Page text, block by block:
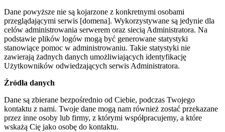
Dane powyższe nie są kojarzone z konkretnymi osobami
przeglądającymi serwis [domena]. Wykorzystywane są jedynie dla
celów administrowania serwerem oraz siecią Administratora. Na
podstawie plików logów mogą być generowane statystyki
stanowiące pomoc w administrowaniu. Takie statystyki nie
zawierają żadnych danych umożliwiających identyfikację
Użytkowników odwiedzających serwis Administratora.
Źródła danych
Dane są zbierane bezpośrednio od Ciebie, podczas Twojego
kontaktu z nami. Twoje dane mogą nam również zostać przekazane
przez inne osoby lub firmy, z którymi współpracujemy, a które
wskażą Cię jako osobę do kontaktu.